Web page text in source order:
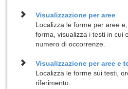
Visualizzazione peraree
Localizza le forme per aree
forma, visualizza i testi in cui
numero di occorrenze.
Visualizzazione peraree e
Localizza le forme sui testi,
riferimento.